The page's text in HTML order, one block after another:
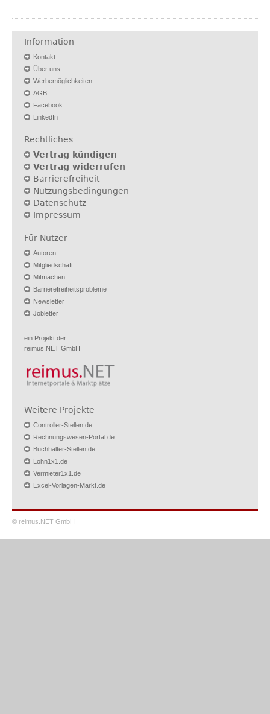
Information
Kontakt
Über uns
Werbemöglichkeiten
AGB
Facebook
LinkedIn
Rechtliches
Vertrag kündigen
Vertrag widerrufen
Barrierefreiheit
Nutzungsbedingungen
Datenschutz
Impressum
Für Nutzer
Autoren
Mitgliedschaft
Mitmachen
Barrierefreiheitsprobleme
Newsletter
Jobletter
ein Projekt der
reimus.NET GmbH
Weitere Projekte
Controller-Stellen.de
Rechnungswesen-Portal.de
Buchhalter-Stellen.de
Lohn1x1.de
Vermieter1x1.de
Excel-Vorlagen-Markt.de
© reimus.NET GmbH